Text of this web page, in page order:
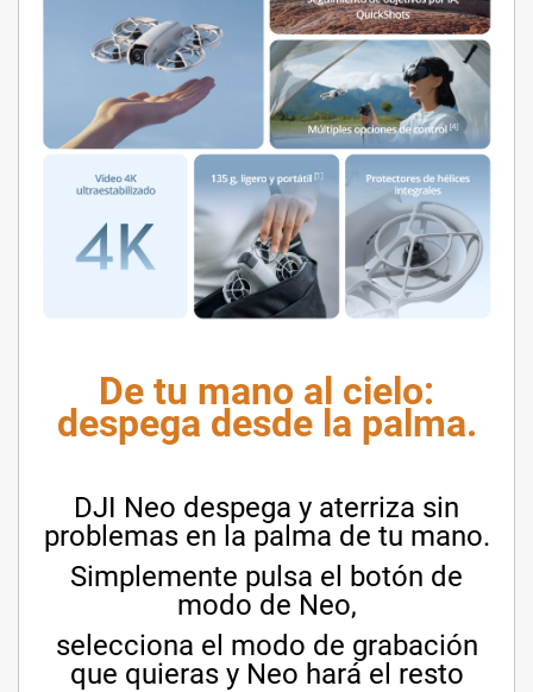
De tu mano al cielo:
despega desde la palma.
DJI Neo despega y aterriza sin
problemas en la palma de tu mano.
Simplemente pulsa el botón de
modo de Neo,
selecciona el modo de grabación
que quieras y Neo hará el resto